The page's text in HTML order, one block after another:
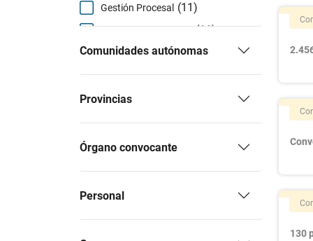
Gestión Procesal (11)
Tramitación Procesal (11)
Auxilio Judicial (10)
Guardia Civil (10)
Administrativo del Estado
(9)
Técnico Auxiliar de Informática
(8)
Comunidades autónomas
Provincias
Órgano convocante
Personal
130